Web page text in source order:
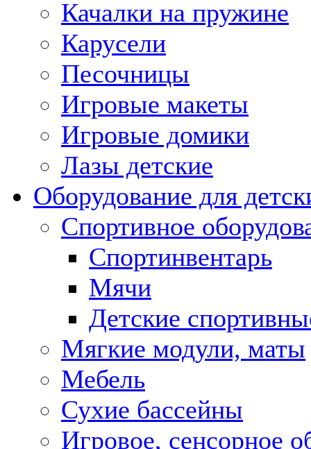
Качалки на пружине
Карусели
Песочницы
Игровые макеты
Игровые домики
Лазы детские
Оборудование для
Спортивное
Спортинвентарь
Мячи
Детские
Мягкие модули, маты
Мебель
Сухие бассейны
Игровое, сенсорное